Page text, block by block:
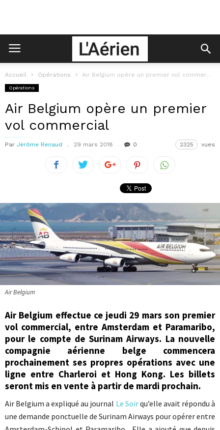
Accueil Opérations Air Belgium opère un premier vol commercial
Opérations
Air Belgium opère un premier
vol commercial
Par Jérôme Renaud 29 mars 2018 0 2325 vues
Air Belgium
Air Belgium effectue ce jeudi 29 mars son premier
vol commercial, entre Amsterdam et Paramaribo,
pour le compte de Surinam Airways. La nouvelle
compagnie aérienne belge commencera
prochainement ses propres opérations avec une
ligne entre Charleroi et Hong Kong. Les billets
seront mis en vente à partir de mardi prochain.
Air Belgium a expliqué au journal Le Soirqu’elle avait répondu à
une demande ponctuelle de Surinam Airways pour opérer entre